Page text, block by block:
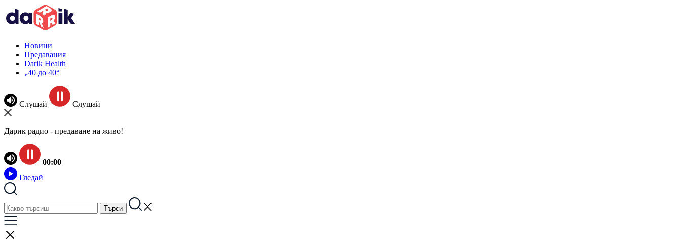
Новини
Предавания
Darik Health
„40 до 40“
Слушай Слушай
Дарик радио - предаване на живо!
00:00
Гледай